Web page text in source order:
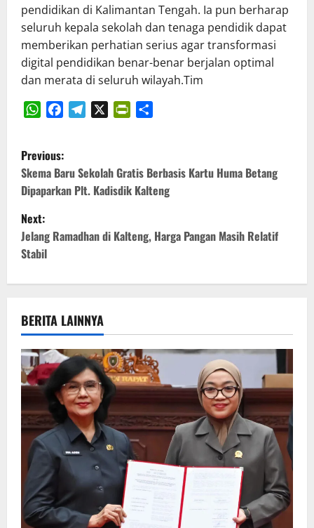
pendidikan di Kalimantan Tengah. Ia pun berharap
seluruh kepala sekolah dan tenaga pendidik dapat
memberikan perhatian serius agar transformasi
digital pendidikan benar-benar berjalan optimal
dan merata di seluruh wilayah.Tim
P
o
s
t
n
v
i
g
a
i
o
Previous:
Skema Baru Sekolah Gratis Berbasis Kartu Huma Betang
Dipaparkan Plt. Kadisdik Kalteng
Next:
Jelang Ramadhan di Kalteng, Harga Pangan Masih Relatif
Stabil
BERITA LAINNYA